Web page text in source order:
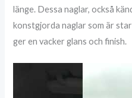
länge. Dessa naglar, också
konstgjorda naglar som är
ger en vacker glans och finish.